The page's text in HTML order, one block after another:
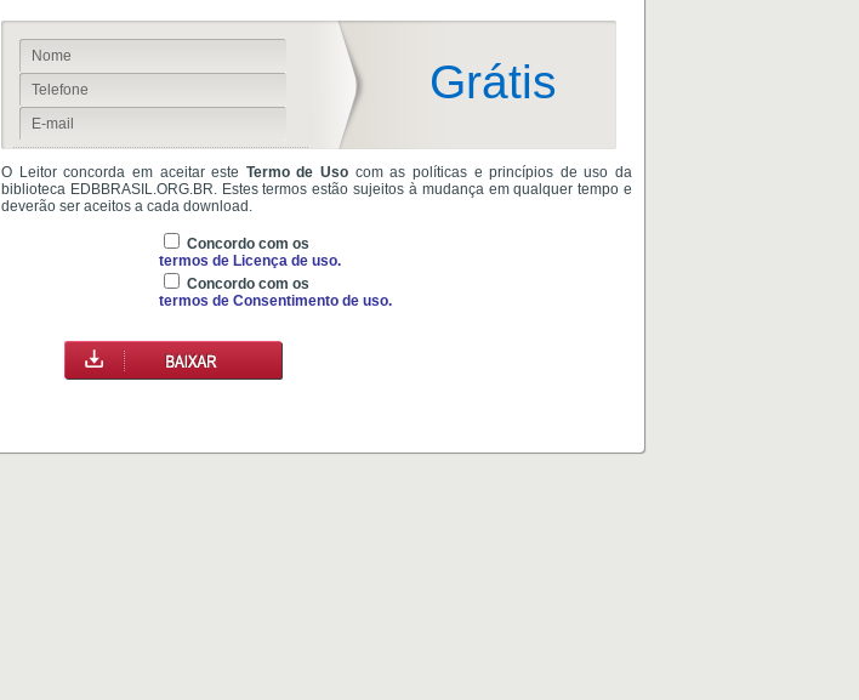
Grátis
O Leitor concorda em aceitar este Termo de Uso com as políticas e princípios de uso da
biblioteca EDBBRASIL.ORG.BR. Estes termos estão sujeitos à mudança em qualquer tempo e
deverão ser aceitos a cada download.
Concordo com os
termos de Licença de uso.
Concordo com os
termos de Consentimento de uso.